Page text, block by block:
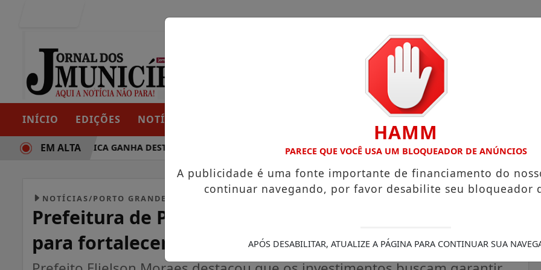
INÍCIO EDIÇÕES NOTÍCIAS
POLÍTICA GANHA DESTAQUE EM PORTO GRANDE COM ATUAÇÃO VOLTADA AO MUNICÍPIO RECEITA FEDERAL
EM ALTA
NOTÍCIAS/PORTO GRANDE
Prefeitura de Porto Grande recebe novos materiais
para fortalecer a rede municipal de ensino
HAMM
PARECE QUE VOCÊ USA UM BLOQUEADOR DE ANÚNCIOS
A publicidade é uma fonte importante de financiamento do
continuar navegando, por favor desabilite seu bloqueador
APÓS DESABILITAR, ATUALIZE A PÁGINA PARA CONTINUAR SUA